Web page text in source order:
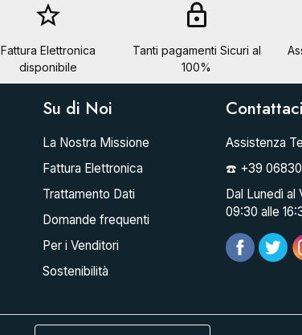
star_border
Fattura Elettronica
disponibile
lock
Tanti pagamenti Sicuri al
100%
Su di Noi
La Nostra Missione
Fattura Elettronica
Trattamento Dati
Domande frequenti
Per i Venditori
Sostenibilità
Assistenza
☎️ +39
Dal Lunedì al
09:30 alle